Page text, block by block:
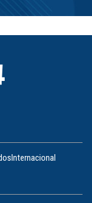
Internacional